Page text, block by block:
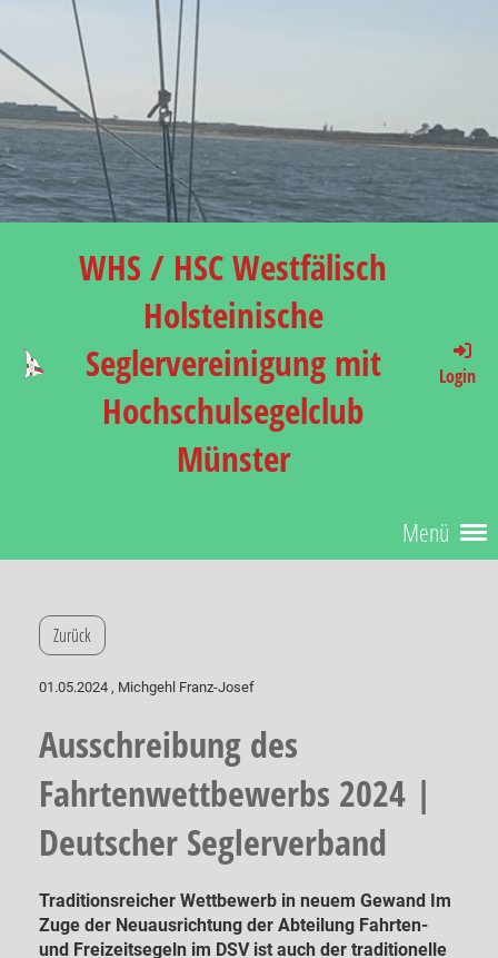
WHS / HSC Westfälisch
Holsteinische
Seglervereinigung mit
Hochschulsegelclub
Münster
Login
Menü
Zurück
01.05.2024 , Michgehl Franz-Josef
Ausschreibung des
Fahrtenwettbewerbs 2024 |
Deutscher Seglerverband
Traditionsreicher Wettbewerb in neuem Gewand Im
Zuge der Neuausrichtung der Abteilung Fahrten-
und Freizeitsegeln im DSV ist auch der traditionelle